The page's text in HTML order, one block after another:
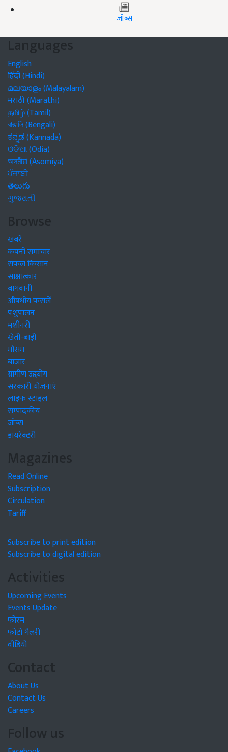
जॉब्स
Languages
English
हिंदी (Hindi)
മലയാളം (Malayalam)
मराठी (Marathi)
தமிழ் (Tamil)
বাঙালি (Bengali)
ಕನ್ನಡ (Kannada)
ଓଡିଆ (Odia)
অসমীয়া (Asomiya)
ਪੰਜਾਬੀ
తెలుగు
ગુજરાતી
Browse
खबरें
कंपनी समाचार
सफल किसान
साक्षात्कार
बागवानी
औषधीय फसलें
पशुपालन
मशीनरी
खेती-बाड़ी
मौसम
बाजार
ग्रामीण उद्द्योग
सरकारी योजनाएं
लाइफ स्टाइल
सम्पादकीय
जॉब्स
डायरेक्टरी
Magazines
Read Online
Subscription
Circulation
Tariff
Subscribe to print edition
Subscribe to digital edition
Activities
Upcoming Events
Events Update
फोरम
फोटो गैलरी
वीडियो
Contact
About Us
Contact Us
Careers
Follow us